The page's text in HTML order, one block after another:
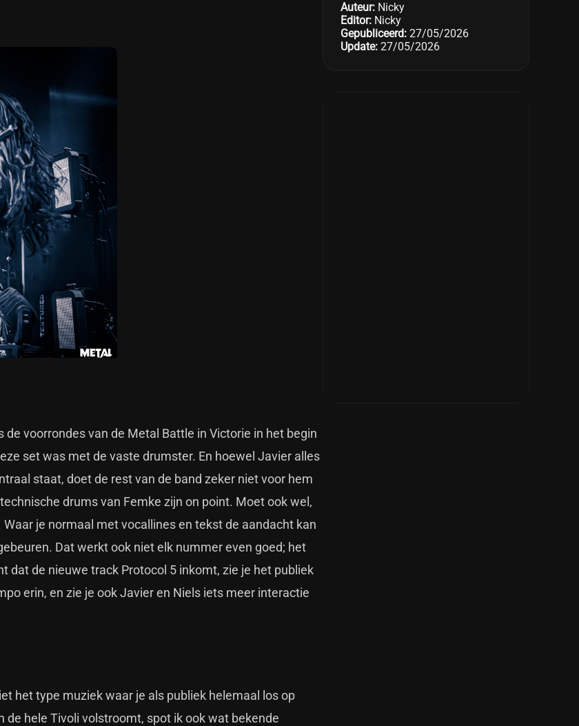
voorrondes van de Metal Battle in Victorie in het begin
set was met de vaste drumster. En hoewel Javier alles
staat, doet de rest van de band zeker niet voor hem
drums van Femke zijn on point. Moet ook wel,
je normaal met vocallines en tekst de aandacht kan
Dat werkt ook niet elk nummer even goed; het
dat de nieuwe track Protocol 5 inkomt, zie je het publiek
erin, en zie je ook Javier en Niels iets meer interactie
het type muziek waar je als publiek helemaal los op
hele Tivoli volstroomt, spot ik ook wat bekende
Auteur: Nicky
Editor: Nicky
Gepubliceerd: 27/05/2026
Update: 27/05/2026